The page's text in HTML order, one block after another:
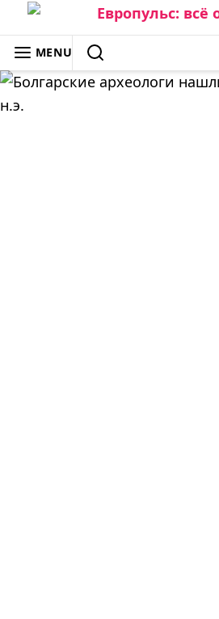
Skip
to
content
ЕВРОПУЛЬС: ВСЁ О ЕВРОПЕ
MENU
SEARCH